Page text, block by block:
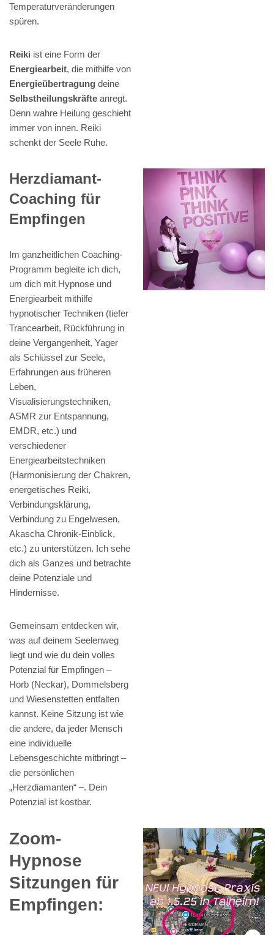
Temperaturveränderungen
spüren.
Reiki ist eine Form der
Energiearbeit, die mithilfe von
Energieübertragung deine
Selbstheilungskräfte anregt.
Denn wahre Heilung geschieht
immer von innen. Reiki
schenkt der Seele Ruhe.
Herzdiamant-
Coaching für
Empfingen
Im ganzheitlichen Coaching-
Programm begleite ich dich,
um dich mit Hypnose und
Energiearbeit mithilfe
hypnotischer Techniken (tiefer
Trancearbeit, Rückführung in
deine Vergangenheit, Yager
als Schlüssel zur Seele,
Erfahrungen aus früheren
Leben,
Visualisierungstechniken,
ASMR zur Entspannung,
EMDR, etc.) und
verschiedener
Energiearbeitstechniken
(Harmonisierung der Chakren,
energetisches Reiki,
Verbindungsklärung,
Verbindung zu Engelwesen,
Akascha Chronik-Einblick,
etc.) zu unterstützen. Ich sehe
dich als Ganzes und betrachte
deine Potenziale und
Hindernisse.
Gemeinsam entdecken wir,
was auf deinem Seelenweg
liegt und wie du dein volles
Potenzial für Empfingen –
Horb (Neckar), Dommelsberg
und Wiesenstetten entfalten
kannst. Keine Sitzung ist wie
die andere, da jeder Mensch
eine individuelle
Lebensgeschichte mitbringt –
die persönlichen
„Herzdiamanten“ –. Dein
Potenzial ist kostbar.
Zoom-
Hypnose
Sitzungen für
Empfingen: